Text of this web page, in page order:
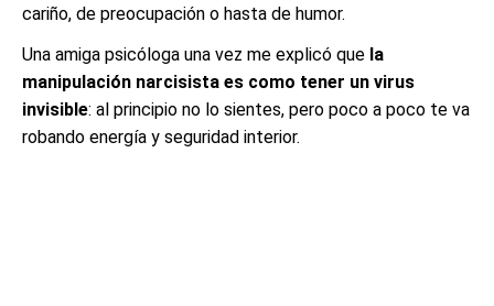
cariño, de preocupación o hasta de humor.
Una amiga psicóloga una vez me explicó que la
manipulación narcisista es como tener un virus
invisible: al principio no lo sientes, pero poco a poco te va
robando energía y seguridad interior.